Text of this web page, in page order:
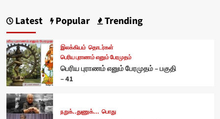
Latest Popular Trending
இலக்கியம் தொடர்கள்
பெரிய புராணம் எனும் பேரமுதம்
பெரிய புராணம் எனும் பேரமுதம் – பகுதி
– 41
நறுக்..துணுக்... பொது